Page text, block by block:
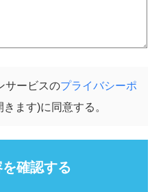
サービスのプライバシーポ
ます)に同意する。